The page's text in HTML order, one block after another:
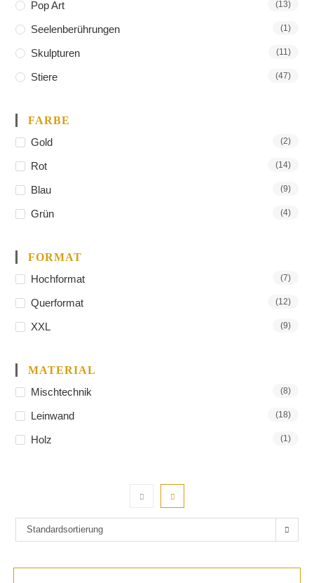
Pop Art (13)
Seelenberührungen (1)
Skulpturen (11)
Stiere (47)
FARBE
Gold
(2)
Rot (14)
Blau (9)
Grün (4)
FORMAT
Hochformat
(7)
Querformat (12)
XXL (9)
MATERIAL
Mischtechnik
(8)
Leinwand (18)
Holz (1)
Standardsortierung